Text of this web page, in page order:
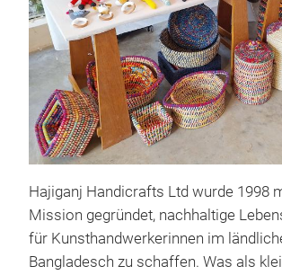
Hajiganj Handicrafts Ltd wurde 1998
Mission gegründet, nachhaltige
für Kunsthandwerkerinnen im
Bangladesch zu schaffen. Was als